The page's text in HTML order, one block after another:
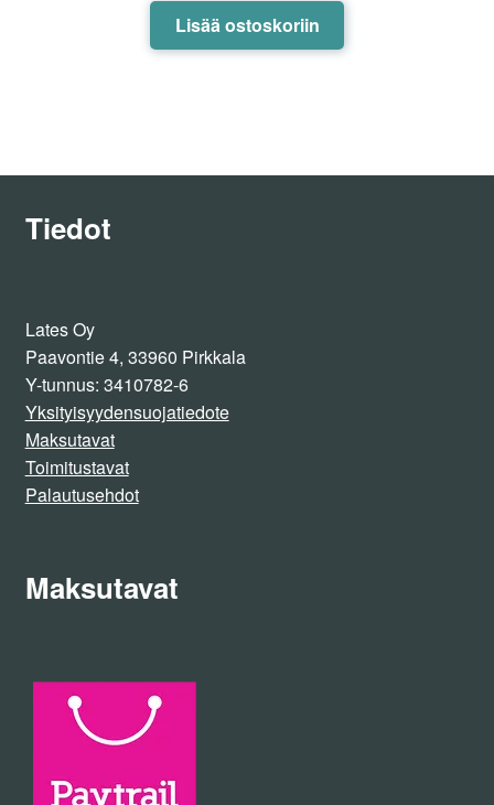
Lisää ostoskoriin
Tiedot
Lates Oy
Paavontie 4, 33960 Pirkkala
Y-tunnus: 3410782-6
Yksityisyydensuojatiedote
Maksutavat
Toimitustavat
Palautusehdot
Maksutavat